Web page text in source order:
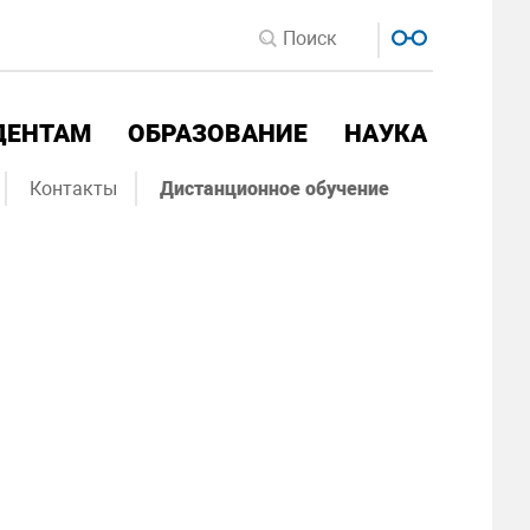
ОБРАЗОВАНИЕ НАУКА
Контакты Дистанционное обучение